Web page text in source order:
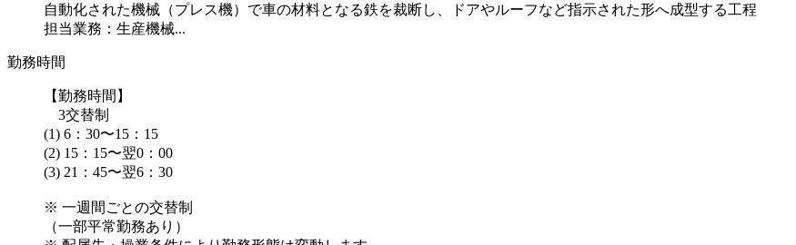
自動化された機械（プレス機）で車の材料となる鉄を裁断し、ドアやルーフなど指示された形へ成型する工程
担当業務：生産機械...
勤務時間
【勤務時間】
3交替制
(1) 6：30〜15：15
(2) 15：15〜翌0：00
(3) 21：45〜翌6：30
※ 一週間ごとの交替制
（一部平常勤務あり）